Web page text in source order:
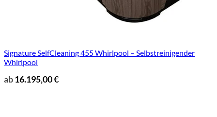
Signature SelfCleaning 455 Whirlpool – Selbstreinigender
Whirlpool
ab16.195,00€